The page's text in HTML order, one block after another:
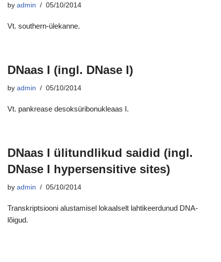
by admin 05/10/2014
Vt. southern-ülekanne.
DNaas I (ingl. DNase I)
by admin 05/10/2014
Vt. pankrease desoksüribonukleaas I.
DNaas I ülitundlikud saidid (ingl.
DNase I hypersensitive sites)
by admin 05/10/2014
Transkriptsiooni alustamisel lokaalselt lahtikeerdunud DNA-
lõigud.